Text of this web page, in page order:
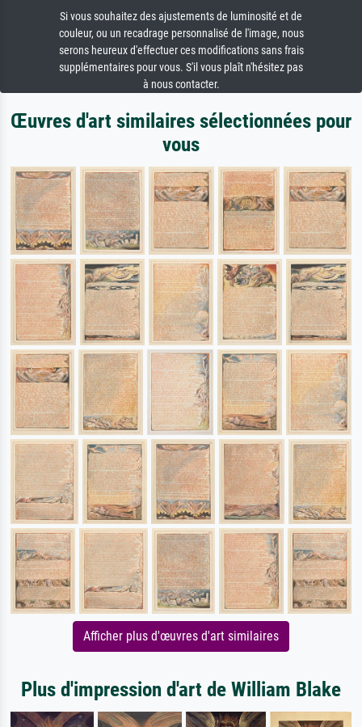
Si vous souhaitez des ajustements de luminosité et de
couleur, ou un recadrage personnalisé de l'image, nous
serons heureux d'effectuer ces modifications sans frais
supplémentaires pour vous. S'il vous plaît n'hésitez pas
à nous contacter.
Œuvres d'art similaires sélectionnées pour
vous
Afficher plus d'œuvres d'art similaires
Plus d'impression d'art de William Blake